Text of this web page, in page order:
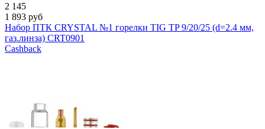
2 145
1 893 руб
Набор ПТК CRYSTAL №1 горелки TIG TP 9/20/25 (d=2.4 мм,
газ.линза) CRT0901
Cashback